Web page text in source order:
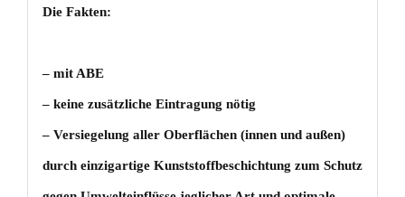
Die Fakten:
– mit ABE
– keine zusätzliche Eintragung nötig
– Versiegelung aller Oberflächen (innen und außen)
durch einzigartige Kunststoffbeschichtung zum Schutz